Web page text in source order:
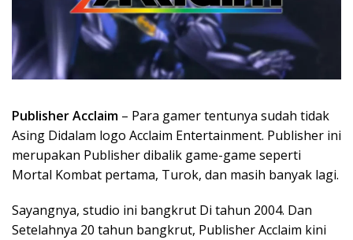
Publisher Acclaim – Para gamer tentunya sudah tidak
Asing Didalam logo Acclaim Entertainment. Publisher ini
merupakan Publisher dibalik game-game seperti
Mortal Kombat pertama, Turok, dan masih banyak lagi.
Sayangnya, studio ini bangkrut Di tahun 2004. Dan
Setelahnya 20 tahun bangkrut, Publisher Acclaim kini